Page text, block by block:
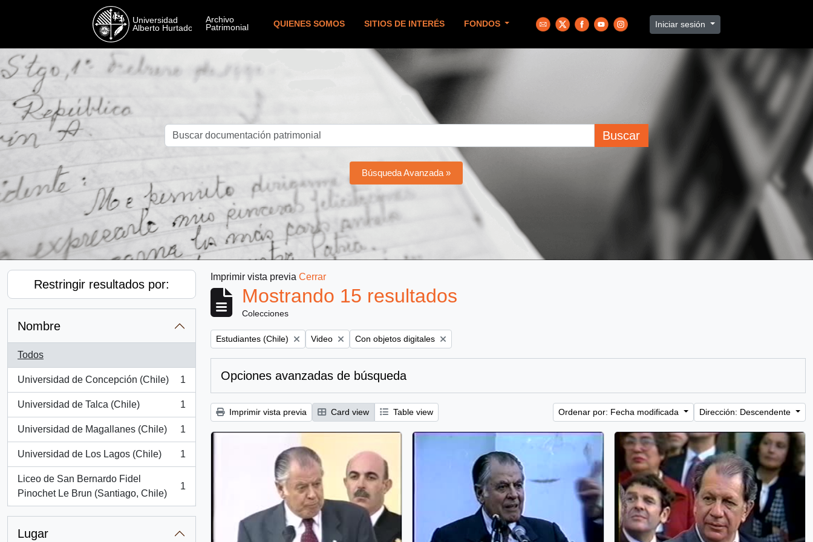
QUIENES SOMOS SITIOS DE INTERÉS FONDOS Iniciar sesión
Buscar
Búsqueda Avanzada »
Restringir resultados por:
Nombre
Todos
Universidad de Concepción (Chile)
, 1 resultados
1
Universidad de Talca (Chile)
, 1 resultados
1
Universidad de Magallanes (Chile)
, 1 resultados
1
Universidad de Los Lagos (Chile)
, 1 resultados
1
Liceo de San Bernardo Fidel
Pinochet Le Brun (Santiago, Chile)
, 1 resultados
1
Lugar
Imprimir vista previa Cerrar
Mostrando 15 resultados
Colecciones
Remove filter:
Estudiantes (Chile) Remove filter:
Video Remove filter:
Con objetos digitales
Opciones avanzadas de búsqueda
Imprimir vista previa Card view Table view Ordenar por: Fecha modificada Dirección: Descendente